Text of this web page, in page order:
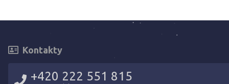
Kontakty
+420 222 551 815